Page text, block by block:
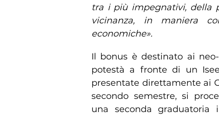
tra i più impegnativi, della
vicinanza, in maniera
economiche».
Il bonus è destinato ai
potestà a fronte di un
presentate direttamente ai
secondo semestre, si
una seconda graduatoria